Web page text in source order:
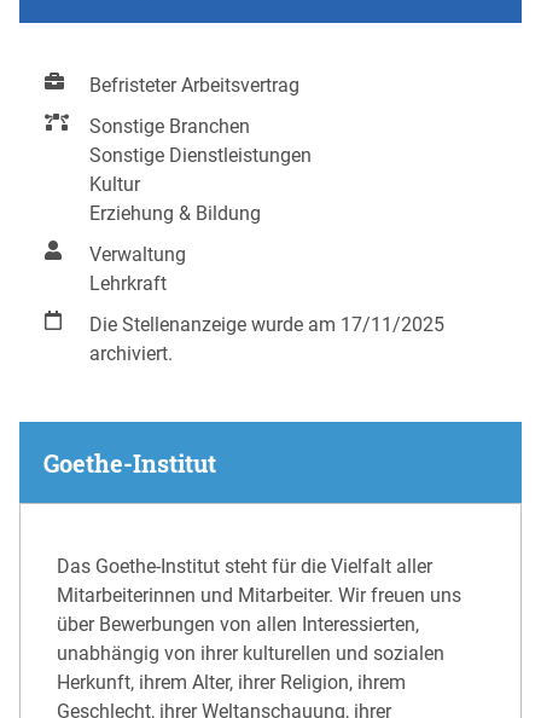
Befristeter Arbeitsvertrag
Sonstige Branchen
Sonstige Dienstleistungen
Kultur
Erziehung & Bildung
Verwaltung
Lehrkraft
Die Stellenanzeige wurde am 17/11/2025
archiviert.
Goethe-Institut
Das Goethe-Institut steht für die Vielfalt aller
Mitarbeiterinnen und Mitarbeiter. Wir freuen uns
über Bewerbungen von allen Interessierten,
unabhängig von ihrer kulturellen und sozialen
Herkunft, ihrem Alter, ihrer Religion, ihrem
Geschlecht, ihrer Weltanschauung, ihrer